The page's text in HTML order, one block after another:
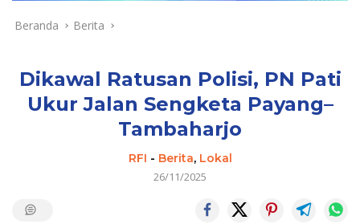
Beranda Berita
Dikawal Ratusan Polisi, PN Pati
Ukur Jalan Sengketa Payang–
Tambaharjo
RFI - Berita, Lokal
26/11/2025